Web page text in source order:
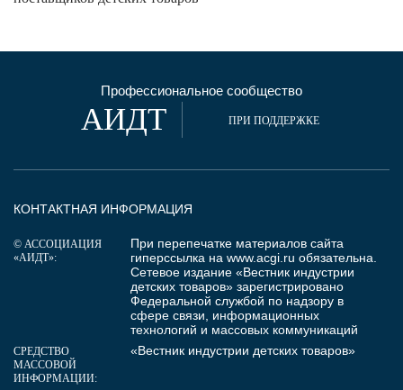
Профессиональное сообщество
АИДТ ПРИ ПОДДЕРЖКЕ
КОНТАКТНАЯ ИНФОРМАЦИЯ
© АССОЦИАЦИЯ
«АИДТ»:
При перепечатке материалов сайта
гиперссылка на www.acgi.ru обязательна.
Сетевое издание «Вестник индустрии
детских товаров» зарегистрировано
Федеральной службой по надзору в
сфере связи, информационных
технологий и массовых коммуникаций
СРЕДСТВО
МАССОВОЙ
ИНФОРМАЦИИ:
«Вестник индустрии детских товаров»